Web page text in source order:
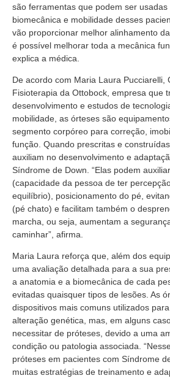
são ferramentas que podem ser
biomecânica e mobilidade desses
vão proporcionar melhor alinhamento
é possível melhorar toda a mecânica
explica a médica.
De acordo com Maria Laura Pucciarelli,
Fisioterapia da Ottobock, empresa que
desenvolvimento e estudos de
mobilidade, as órteses são
segmento corpóreo para correção,
função. Quando prescritas e
auxiliam no desenvolvimento e
Síndrome de Down. “Elas podem
(capacidade da pessoa de ter
equilíbrio), posicionamento do pé,
(pé chato) e facilitam também o
marcha, ou seja, aumentam a
caminhar”, afirma.
Maria Laura reforça que, além dos
uma avaliação detalhada para a sua
a anatomia e a biomecânica de cada
evitadas quaisquer tipos de lesões. As
dispositivos mais comuns utilizados
alteração genética, mas, em alguns
necessitar de próteses, devido a uma
condição ou patologia associada.
próteses em pacientes com Síndrome
muitas estratégias de treinamento e